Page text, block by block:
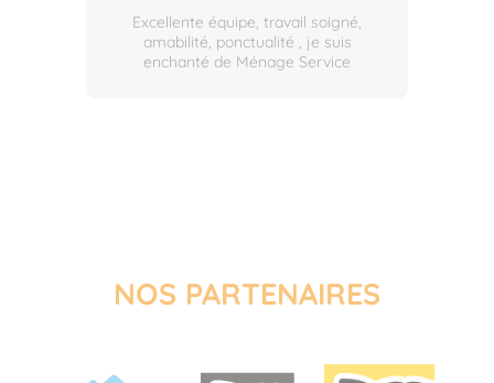
! Elle a su me trouver un créneau en
dernière minute et son équipe a fait
du très bon travail. Bravo à elle !
NOS PARTENAIRES